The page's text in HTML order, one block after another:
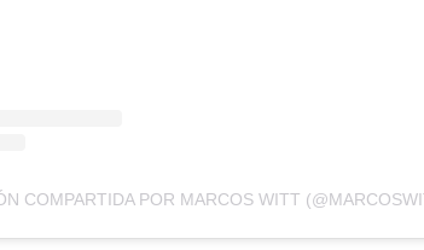
COMPARTIDA POR MARCOS WITT